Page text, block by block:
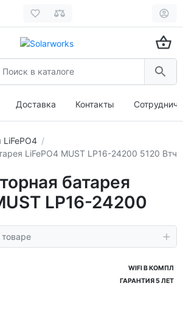
Доставка Контакты
LiFePO4 MUST LP16-24200 5120 Втч
батарея
LP16-24200
WIFI В КОМПЛ
ГАРАНТИЯ 5 ЛЕТ